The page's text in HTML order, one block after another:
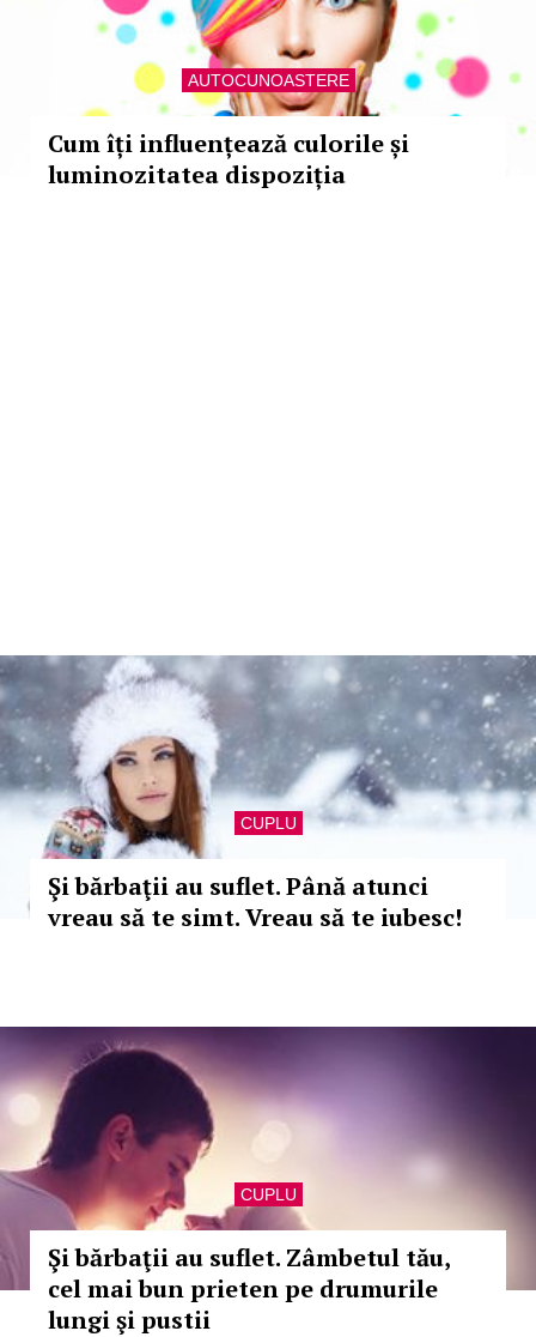
AUTOCUNOASTERE
Cum îți influențează culorile și
luminozitatea dispoziția
CUPLU
Şi bărbaţii au suflet. Până atunci
vreau să te simt. Vreau să te iubesc!
CUPLU
Şi bărbaţii au suflet. Zâmbetul tău,
cel mai bun prieten pe drumurile
lungi şi pustii